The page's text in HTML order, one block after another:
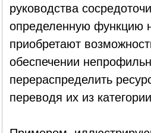
руководства
определенную функцию
приобретают
обеспечении
перераспределить
переводя их из